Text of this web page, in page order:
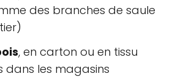
des branches de saule
, en carton ou en tissu
dans les magasins